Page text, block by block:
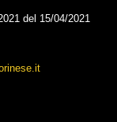
del 15/04/2021